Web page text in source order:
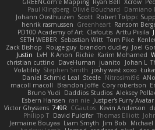
GREENCom'e Mapping Ryan Bell Xcrow
Paul Klingberg Olivié Bouchard Damiano
Johann Oosthuizen Scott Robert Tolppi:
henrik rasmussen Greenheart Ransom
PD100 Academy of Art Clafoutis Arttu Piisila
SETH WEBER Sebastian Witt Tom Pike
Zack Bishop
Rouge guy brandon dudley Joel
Justin
LvH K Anon Richie Karim Mohamed
christian cuttino DaveHuman juanito Johan L
Volatility Stephen Smith joshy west xoxo
Daniel Schmid Leal Steele Nitrosimi96
macoll macoll
Brandon Joffe Cory robertson
Bruno Yudi Daddios Studios Aleksey
Esbern Hansen ran nie Justper's Furry
Victor Ghyssens 749R CGautos Kevin Anderson
Philipp T David Pulcifer Thomas Elliott
Jermaine Bouyea Liam Smyth Jim Bob Michael